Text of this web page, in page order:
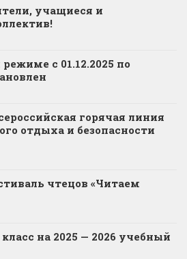
учащиеся и
с 01.12.2025 по
горячая линия
отдыха и безопасности
чтецов «Читаем
на 2025 — 2026 учебный